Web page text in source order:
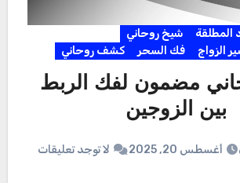
المطلقة
شيخ روحاني
الزواج
فك السحر كشف روحاني
مضمون لفك الربط
بين الزوجين
أغسطس 20, 2025 لا توجد تعليقات